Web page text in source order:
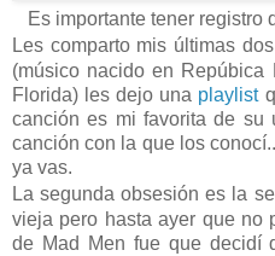
Es importante tener registro
Les comparto mis últimas
(músico nacido en Repúbica
Florida) les dejo una playlist
canción es mi favorita de
canción con la que los
ya vas.
La segunda obsesión es la
vieja pero hasta ayer que no
de Mad Men fue que decidí